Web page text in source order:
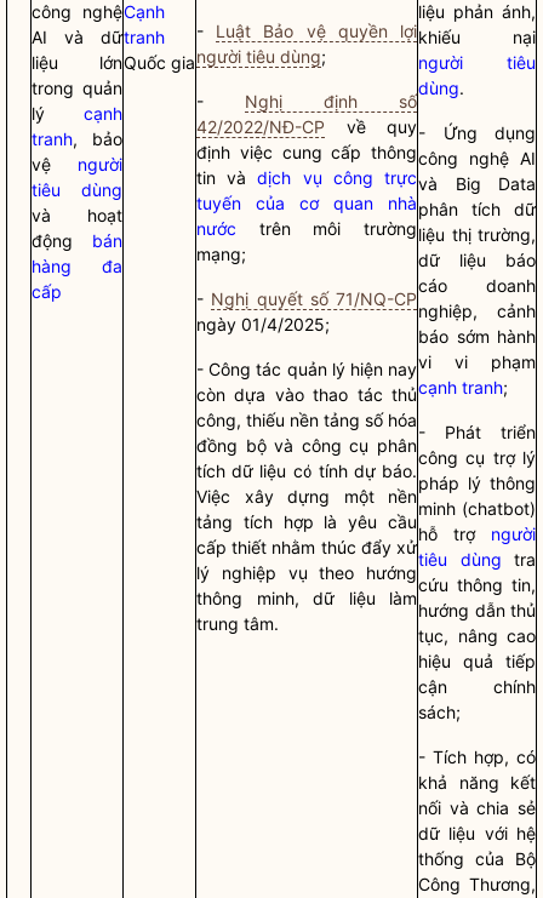
công nghệ
AI và dữ
liệu lớn
trong quản
lý cạnh
tranh, bảo
vệ người
tiêu dùng
và hoạt
động bán
hàng đa
cấp
Cạnh
tranh
Quốc gia
- Luật Bảo vệ quyền lợi
người tiêu dùng;
- Nghị định số
42/2022/NĐ-CP về quy
định việc cung cấp thông
tin vàdịch vụ công trực
tuyến của cơ quan nhà
nước trên môi trường
mạng;
- Nghị quyết số 71/NQ-CP
ngày 01/4/2025;
-Công tác quản lý hiện nay
còn dựa vào thao tác thủ
công, thiếu nền tảng số hóa
đồng bộ và công cụ phân
tích dữ liệu có tính dự báo.
Việc xây dựng một nền
tảng tích hợp là yêu cầu
cấp thiết nhằm thúc đẩy xử
lý nghiệp vụ theo hướng
thông minh, dữ liệu làm
trung tâm.
liệu phản ánh,
khiếu nại
người tiêu
dùng.
- Ứng dụng
công nghệ AI
và Big Data
phân tích dữ
liệu thị trường,
dữ liệu báo
cáo doanh
nghiệp, cảnh
báo sớm hành
vi vi phạm
cạnh tranh;
- Phát triển
công cụ trợ lý
pháp lý thông
minh (chatbot)
hỗ trợ người
tiêu dùng tra
cứu thông tin,
hướng dẫn thủ
tục, nâng cao
hiệu quả tiếp
cận chính
sách;
- Tích hợp, có
khả năng kết
nối và chia sẻ
dữ liệu với hệ
thống của Bộ
Công Thương,